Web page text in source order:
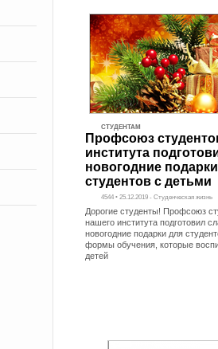
СТУДЕНТАМ
Профсоюз
института
новогодние
студентов с детьми
4544 • 25.12.2019 - Студенческая жизнь
Дорогие студенты! Профсоюз
нашего института подготовил
новогодние подарки для
формы обучения, которые
детей